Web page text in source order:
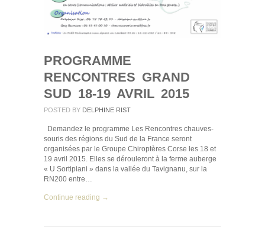
PROGRAMME
RENCONTRES GRAND
SUD 18-19 AVRIL 2015
POSTED BY DELPHINE RIST
Demandez le programme Les Rencontres chauves-
souris des régions du Sud de la France seront
organisées par le Groupe Chiroptères Corse les 18 et
19 avril 2015. Elles se dérouleront à la ferme auberge
« U Sortipiani » dans la vallée du Tavignanu, sur la
RN200 entre…
Continue reading →